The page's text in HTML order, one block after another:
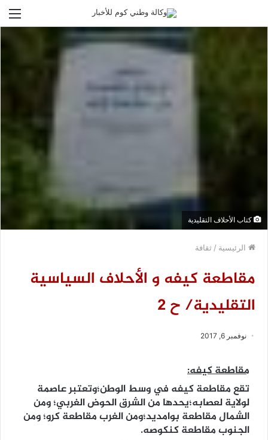
كتاب الأحلاف التقليدية
الرئيسية / ثقافة
مقاطعة كيفه و الأحلاف السياسية
التقليدية/ ح 2
نوفمبر 6, 2017
مقاطعة كيفه:
تقع مقاطعة كيفه في وسط الوطن؛وتعتبر عاصمة
لولاية لعصابه؛يحدها من الشرق الحوض الغربي؛ ومن
الشمال مقاطعة بوامديد؛ومن الغرب مقاطعة كرو؛ ومن
الجنوب مقاطعة كنكوصه.